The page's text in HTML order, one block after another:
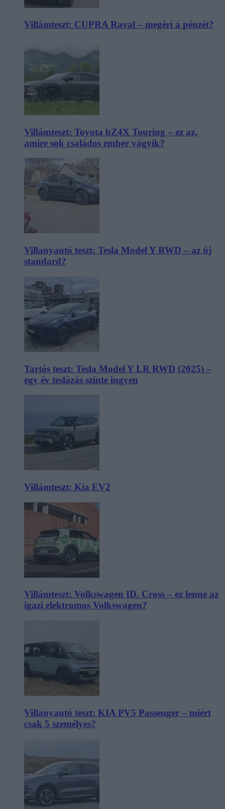
Villámteszt: CUPRA Raval – megéri a pénzét?
Villámteszt: Toyota bZ4X Touring – ez az,
amire sok családos ember vágyik?
Villanyautó teszt: Tesla Model Y RWD – az új
standard?
Tartós teszt: Tesla Model Y LR RWD (2025) –
egy év teslázás szinte ingyen
Villámteszt: Kia EV2
Villámteszt: Volkswagen ID. Cross – ez lenne az
igazi elektromos Volkswagen?
Villanyautó teszt: KIA PV5 Passenger – miért
csak 5 személyes?